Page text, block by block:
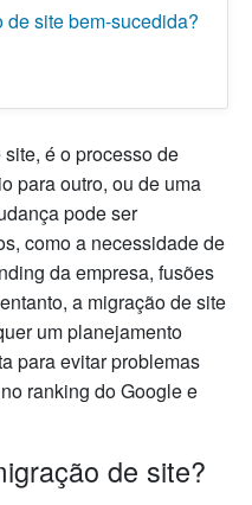
site bem-sucedida?
é o processo de
para outro, ou de uma
pode ser
como a necessidade de
da empresa, fusões
a migração de site
um planejamento
para evitar problemas
ranking do Google e
de site?